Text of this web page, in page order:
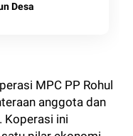
Desa
MPC PP Rohul
anggota dan
Koperasi ini